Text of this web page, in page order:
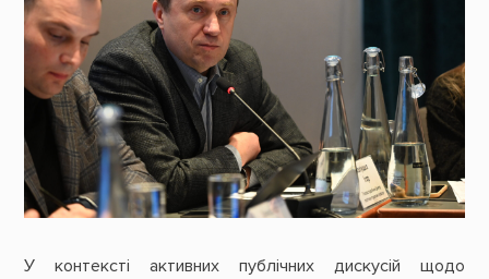
У контексті активних публічних дискусій щодо